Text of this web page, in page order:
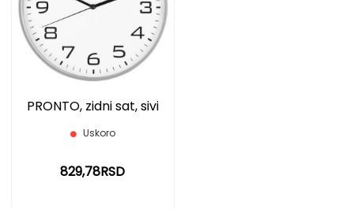
PRONTO, zidni sat, sivi
Uskoro
829,78RSD
LISTU
ŽELJA